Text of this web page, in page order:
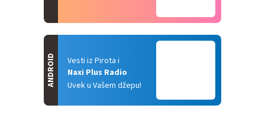
Vesti iz Pirota i
Naxi Plus Radio
Uvek u Vašem džepu!
ANDROID